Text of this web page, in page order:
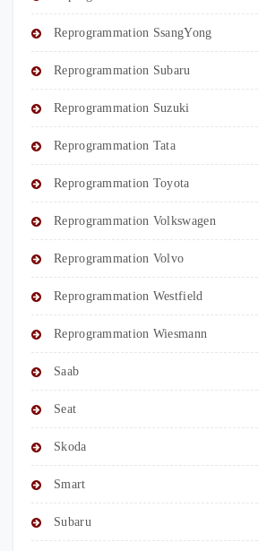
Reprogrammation SsangYong
Reprogrammation Subaru
Reprogrammation Suzuki
Reprogrammation Tata
Reprogrammation Toyota
Reprogrammation Volkswagen
Reprogrammation Volvo
Reprogrammation Westfield
Reprogrammation Wiesmann
Saab
Seat
Skoda
Smart
Subaru